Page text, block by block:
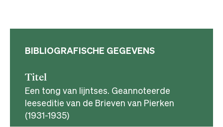
BIBLIOGRAFISCHE GEGEVENS
Titel
Een tong van lijntses. Geannoteerde
leeseditie van de Brieven van Pierken
(1931-1935)